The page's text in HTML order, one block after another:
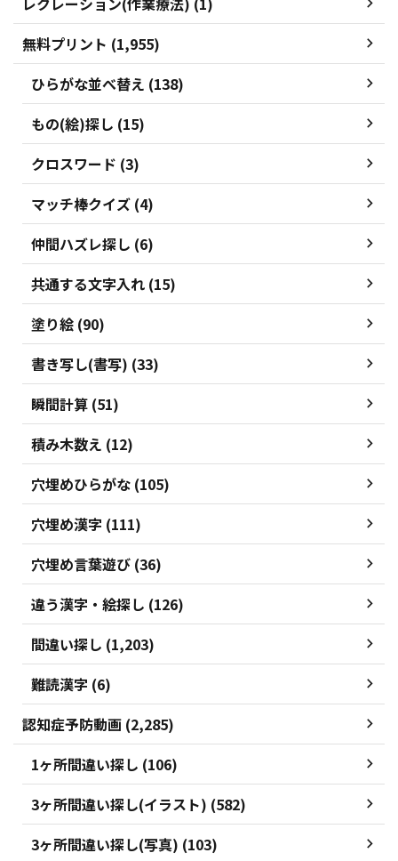
無料プリント (1,955)
ひらがな並べ替え (138)
もの(絵)探し (15)
クロスワード (3)
マッチ棒クイズ (4)
仲間ハズレ探し (6)
共通する文字入れ (15)
塗り絵 (90)
書き写し(書写) (33)
瞬間計算 (51)
積み木数え (12)
穴埋めひらがな (105)
穴埋め漢字 (111)
穴埋め言葉遊び (36)
違う漢字・絵探し (126)
間違い探し (1,203)
難読漢字 (6)
認知症予防動画 (2,285)
1ヶ所間違い探し (106)
3ヶ所間違い探し(イラスト) (582)
3ヶ所間違い探し(写真) (103)